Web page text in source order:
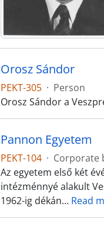
Orosz Sándor
PEKT-305 · Person
Orosz Sándor a
Pannon Egyetem
PEKT-104 · Corporate
Az egyetem első két
intézménnyé alakult
1962-ig dékán… Read